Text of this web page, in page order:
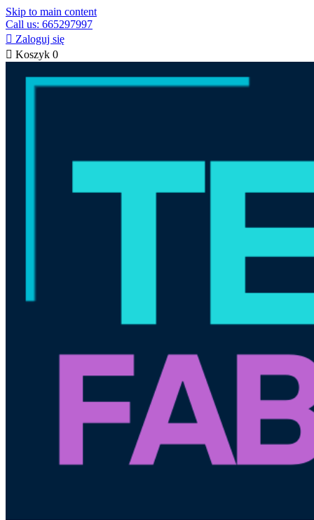
Skip to main content
Call us: 665297997
 Zaloguj się
 Koszyk 0